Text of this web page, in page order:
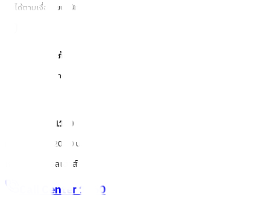
คืนได้ตามเงื่อนไขบริษัท
ชำระเงินปลอดภัย
หลากหลายช่องทาง
Call Center 1160
ทุกวัน 08:00 - 20:00 น.
เกี่ยวกับโกลบอลเฮ้าส์
Call Center1160